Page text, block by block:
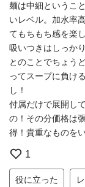
麺は中細というこ
いレベル。加水率
てもちもち感を楽
吸いつきはしっか
とのことでちょう
ってスープに負け
し！
付属だけで展開し
の！その分価格は
得！貴重なものを
1
役に立った